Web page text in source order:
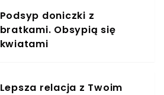
Podsyp doniczki z
bratkami. Obsypią się
kwiatami
Lepsza relacja z Twoim